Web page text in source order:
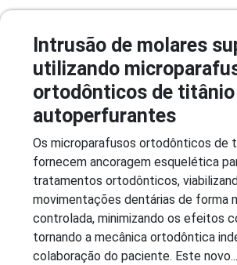
Intrusão de molares
utilizando
ortodônticos de titânio
autoperfurantes
Os microparafusos ortodônticos de
fornecem ancoragem esquelética
tratamentos ortodônticos,
movimentações dentárias de forma
controlada, minimizando os efeitos
tornando a mecânica ortodôntica
colaboração do paciente. Este novo...